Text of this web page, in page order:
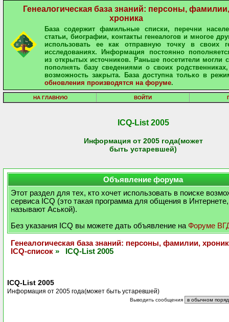
Генеалогическая база знаний: персоны, фамилии,
хроника
База содержит фамильные списки, перечни
статьи, биографии, контакты генеалогов и многое
использовать ее как отправную точку в своих
исследованиях. Информация постоянно
из открытых источников. Раньше посетители могли
пополнять базу сведениями о своих
возможность закрыта. База доступна только в
обновления производятся на форуме.
НА ГЛАВНУЮ ВОЙТИ
ICQ-List 2005
Информация от 2005 года(может
быть устаревшей)
Объявление форума
Этот раздел для тех, кто хочет использовать в поиске
сервиса ICQ (это такая программа для общения в
называют Аськой).
Без указания ICQ вы можете дать объявление на Форуме
Генеалогическая база знаний: персоны, фамилии,
ICQ-список » ICQ-List 2005
ICQ-List 2005
Информация от 2005 года(может быть устаревшей)
Выводить сообщения